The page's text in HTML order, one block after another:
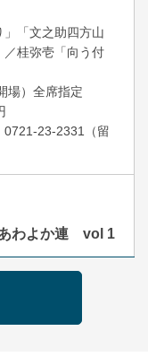
「文之助四方山
／桂弥壱「向う付
場）全席指定
23-2331（留
わよか連 vol 1
場）